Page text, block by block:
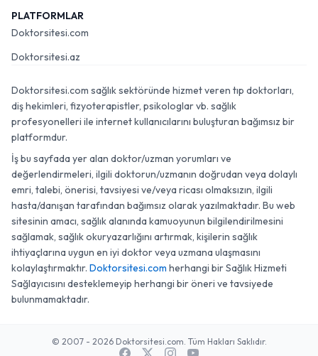
PLATFORMLAR
Doktorsitesi.com
Doktorsitesi.az
Doktorsitesi.com sağlık sektöründe hizmet veren tıp doktorları,
diş hekimleri, fizyoterapistler, psikologlar vb. sağlık
profesyonelleri ile internet kullanıcılarını buluşturan bağımsız bir
platformdur.
İş bu sayfada yer alan doktor/uzman yorumları ve
değerlendirmeleri, ilgili doktorun/uzmanın doğrudan veya dolaylı
emri, talebi, önerisi, tavsiyesi ve/veya ricası olmaksızın, ilgili
hasta/danışan tarafından bağımsız olarak yazılmaktadır. Bu web
sitesinin amacı, sağlık alanında kamuoyunun bilgilendirilmesini
sağlamak, sağlık okuryazarlığını artırmak, kişilerin sağlık
ihtiyaçlarına uygun en iyi doktor veya uzmana ulaşmasını
kolaylaştırmaktır. Doktorsitesi.com herhangi bir Sağlık Hizmeti
Sağlayıcısını desteklemeyip herhangi bir öneri ve tavsiyede
bulunmamaktadır.
© 2007 - 2026 Doktorsitesi.com. Tüm Hakları Saklıdır.